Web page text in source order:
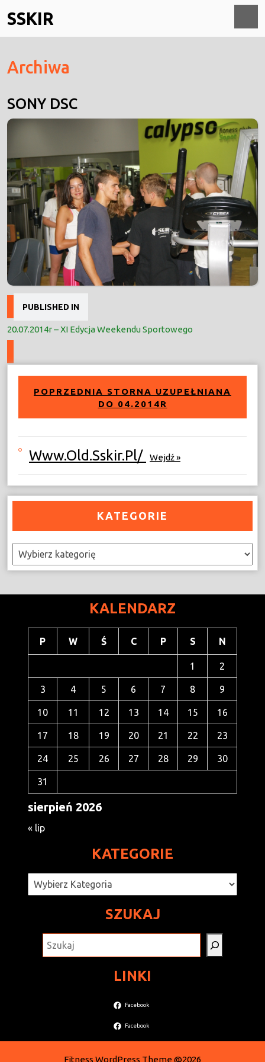
to
content
SSKIR
Archiwa
SONY DSC
Nawigacja
wpisu
PUBLISHED IN
20.07.2014r – XI Edycja Weekendu Sportowego
POPRZEDNIA STORNA UZUPEŁNIANA
DO 04.2014R
Www.old.sskir.pl/ Wejdź »
KATEGORIE
Kategorie
KALENDARZ
sierpień 2026
P W Ś C P S N
1 2
3 4 5 6 7 8 9
10 11 12 13 14 15 16
17 18 19 20 21 22 23
24 25 26 27 28 29 30
31
« lip
KATEGORIE
Kategorie
SZUKAJ
LINKI
Facebook
Facebook
Fitness WordPress Theme@2026